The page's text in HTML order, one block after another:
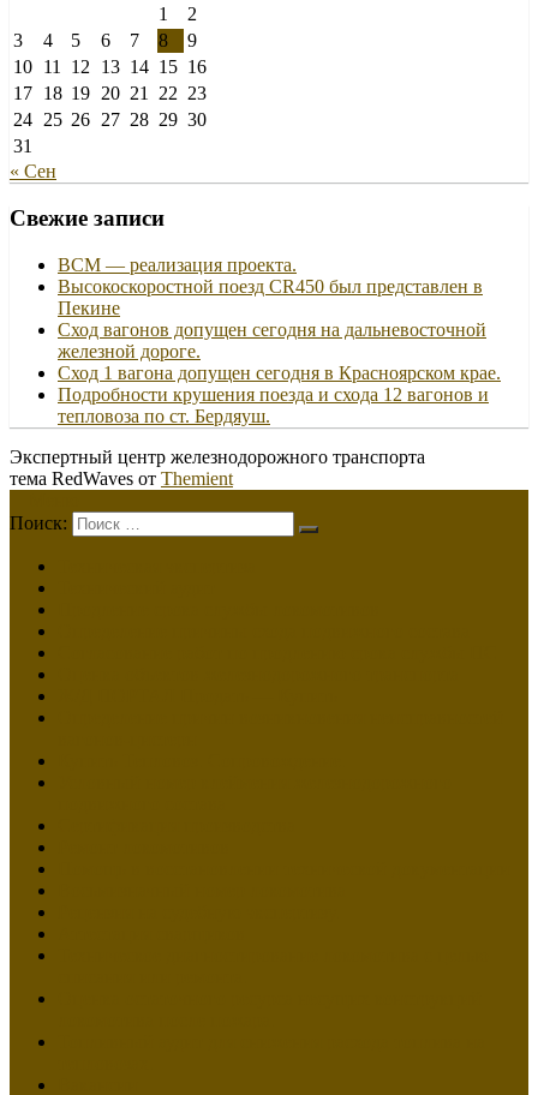
1
2
3
4 5 6 7 8
9
10 11 12 13 14 15 16
17 18 19 20 21 22 23
24 25 26 27 28 29 30
31
« Сен
Свежие записи
ВСМ — реализация проекта.
Высокоскоростной поезд CR450 был представлен в
Пекине
Сход вагонов допущен сегодня на дальневосточной
железной дороге.
Сход 1 вагона допущен сегодня в Красноярском крае.
Подробности крушения поезда и схода 12 вагонов и
тепловоза по ст. Бердяуш.
Экспертный центр железнодорожного транспорта
тема RedWaves от Themient
Поиск: